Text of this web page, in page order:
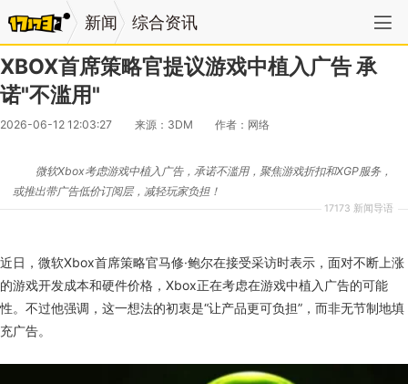
新闻 综合资讯
XBOX首席策略官提议游戏中植入广告 承
诺"不滥用"
2026-06-12 12:03:27 来源：3DM 作者：网络
17173 新闻导语
微软Xbox考虑游戏中植入广告，承诺不滥用，聚焦游戏折扣和XGP服务，
或推出带广告低价订阅层，减轻玩家负担！
近日，微软Xbox首席策略官马修·鲍尔在接受采访时表示，面对不断上涨
的游戏开发成本和硬件价格，Xbox正在考虑在游戏中植入广告的可能
性。不过他强调，这一想法的初衷是“让产品更可负担”，而非无节制地填
充广告。